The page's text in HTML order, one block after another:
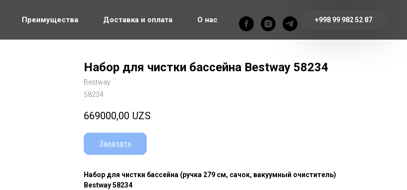
Преимущества Доставка и оплата О нас +998 99 982 52 87
Набор для чистки бассейна Bestway 58234
Bestway
58234
669000,00 UZS
Заказать
Набор для чистки бассейна (ручка 279 см, сачок, вакуумный очиститель)
Bestway 58234